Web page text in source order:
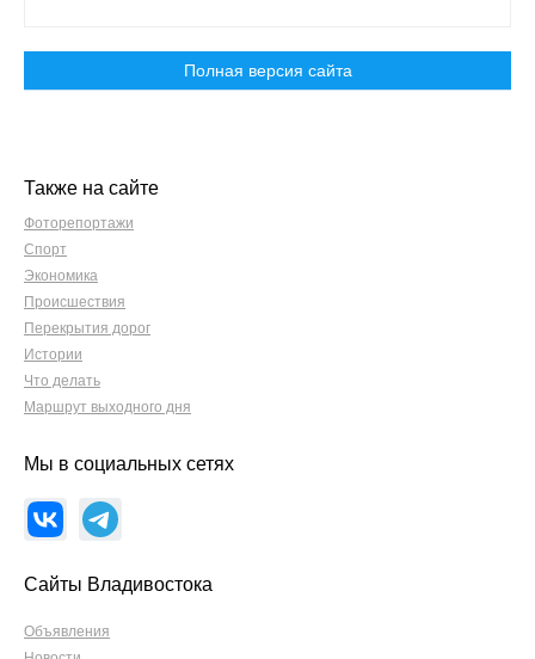
Полная версия сайта
Также на сайте
Фоторепортажи
Спорт
Экономика
Происшествия
Перекрытия дорог
Истории
Что делать
Маршрут выходного дня
Мы в социальных сетях
Сайты Владивостока
Объявления